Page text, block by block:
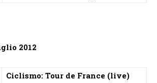
2012
Ciclismo: Tour de France (live)